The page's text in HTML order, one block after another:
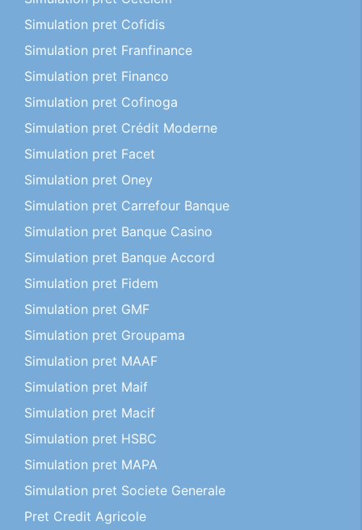
Simulation pret Cofidis
Simulation pret Franfinance
Simulation pret Financo
Simulation pret Cofinoga
Simulation pret Crédit Moderne
Simulation pret Facet
Simulation pret Oney
Simulation pret Carrefour Banque
Simulation pret Banque Casino
Simulation pret Banque Accord
Simulation pret Fidem
Simulation pret GMF
Simulation pret Groupama
Simulation pret MAAF
Simulation pret Maif
Simulation pret Macif
Simulation pret HSBC
Simulation pret MAPA
Simulation pret Societe Generale
Pret Credit Agricole